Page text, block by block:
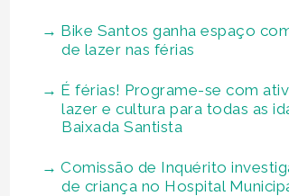
Bike Santos ganha espaço
de lazer nas férias
É férias! Programe-se com
lazer e cultura para todas as
Baixada Santista
Comissão de Inquérito
de criança no Hospital